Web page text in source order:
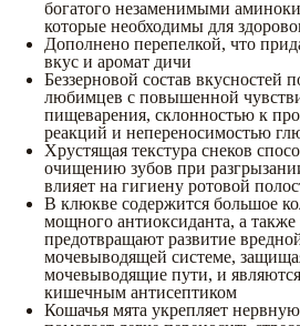
богатого незаменимыми
которые необходимы для
Дополнено перепелкой, что
вкус и аромат дичи
Беззерновой состав вкусностей
любимцев с повышенной
пищеварения, склонностью к
реакций и непереносимостью
Хрустящая текстура снеков
очищению зубов при
влияет на гигиену ротовой
В клюкве содержится большое
мощного антиоксиданта, а также
предотвращают развитие
мочевыводящей системе,
мочевыводящие пути, и
кишечным антисептиком
Кошачья мята укрепляет